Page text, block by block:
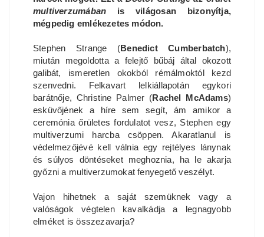
multiverzumában is világosan bizonyítja,
mégpedig emlékezetes módon.
Stephen Strange (Benedict Cumberbatch),
miután megoldotta a felejtő bűbáj által okozott
galibát, ismeretlen okokból rémálmoktól kezd
szenvedni. Felkavart lelkiállapotán egykori
barátnője, Christine Palmer (Rachel McAdams)
esküvőjének a híre sem segít, ám amikor a
ceremónia őrületes fordulatot vesz, Stephen egy
multiverzumi harcba csöppen. Akaratlanul is
védelmezőjévé kell válnia egy rejtélyes lánynak
és súlyos döntéseket meghoznia, ha le akarja
győzni a multiverzumokat fenyegető veszélyt.
Vajon hihetnek a saját szemüknek vagy a
valóságok végtelen kavalkádja a legnagyobb
elméket is összezavarja?